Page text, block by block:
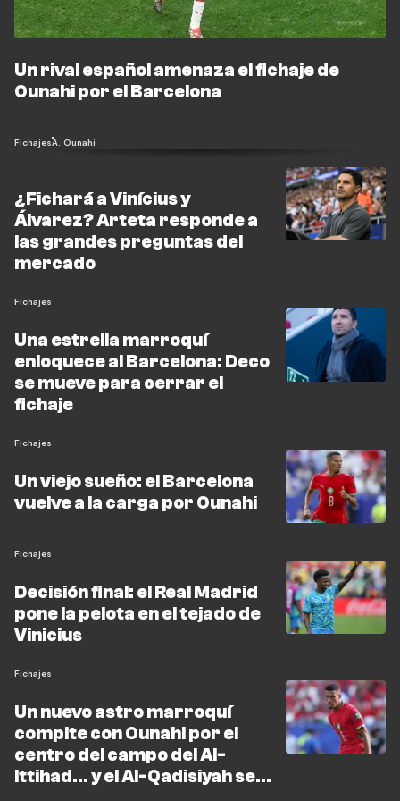
Un rival español amenaza el fichaje de
Ounahi por el Barcelona
FichajesA. Ounahi
¿Fichará a Vinícius y
Álvarez? Arteta responde a
las grandes preguntas del
mercado
Fichajes
Una estrella marroquí
enloquece al Barcelona: Deco
se mueve para cerrar el
fichaje
Fichajes
Un viejo sueño: el Barcelona
vuelve a la carga por Ounahi
Fichajes
Decisión final: el Real Madrid
pone la pelota en el tejado de
Vinicius
Fichajes
Un nuevo astro marroquí
compite con Ounahi por el
centro del campo del Al-
Ittihad... y el Al-Qadisiyah se